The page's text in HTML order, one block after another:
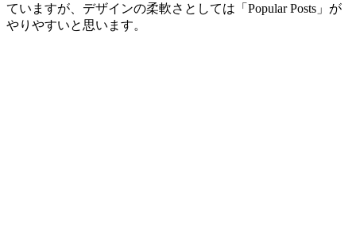
ていますが、デザインの柔軟さとしては「Popular Posts」が
やりやすいと思います。